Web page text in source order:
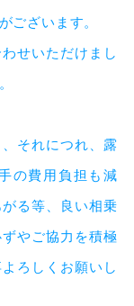
ございます。
せいただけまし
それにつれ、露
の費用負担も減
る等、良い相乗
やご協力を積極
ろしくお願いし